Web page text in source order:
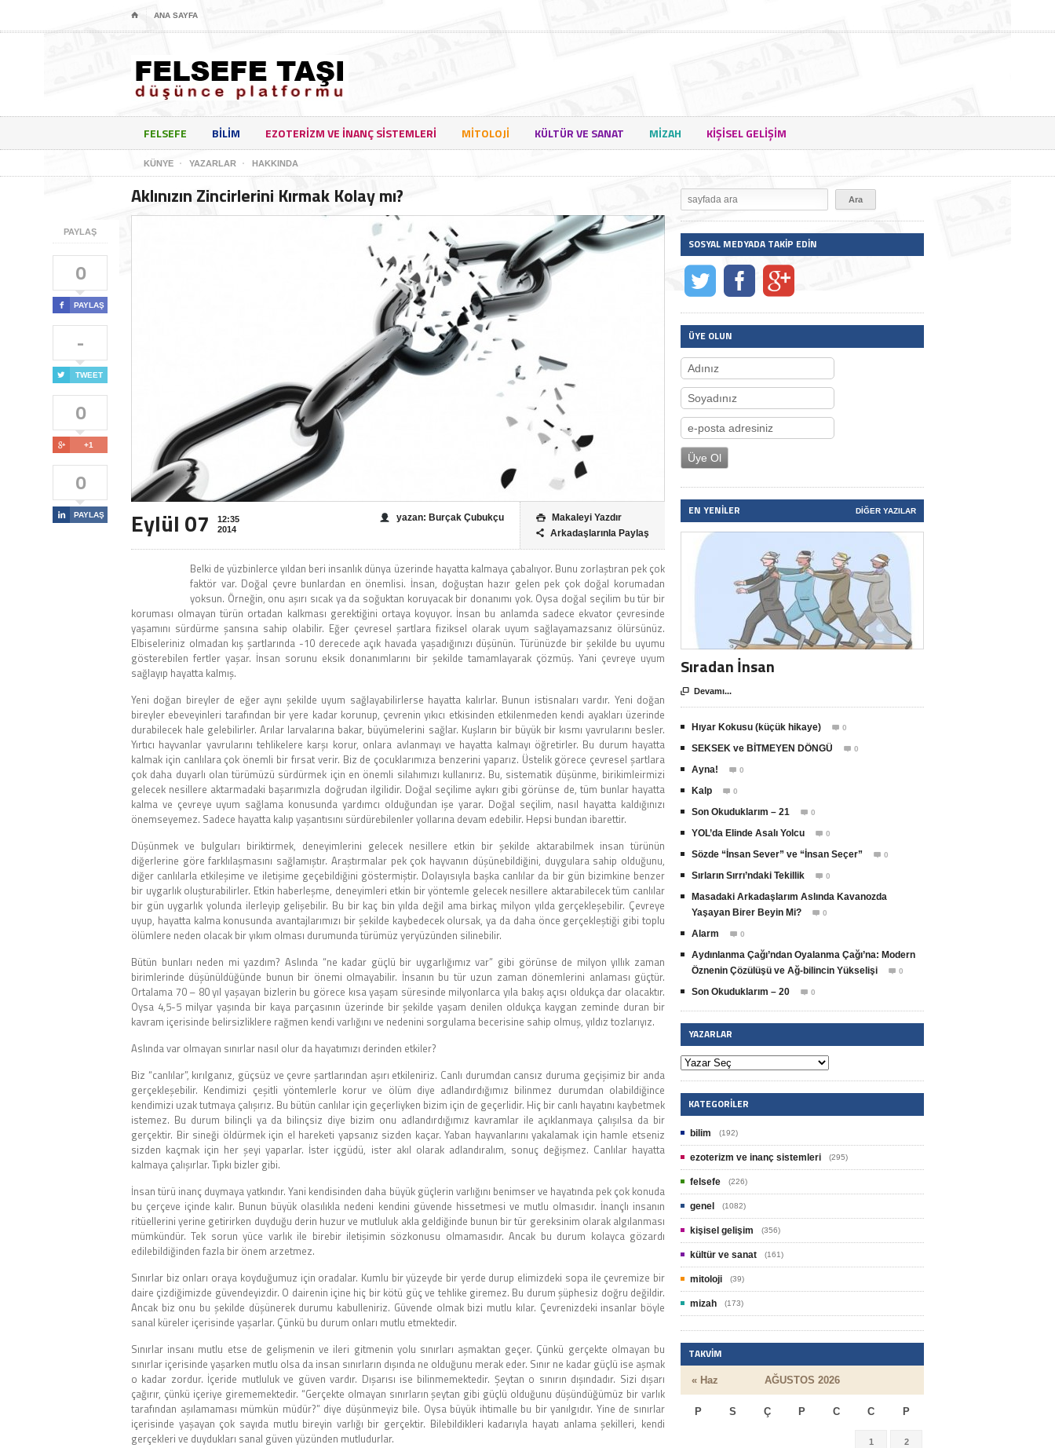
⌂ ANA SAYFA
FELSEFE BILIM EZOTERIZM VE INANÇ SISTEMLERI MITOLOJI KÜLTÜR VE SANAT MIZAH KIŞISEL GELIŞIM
KÜNYE YAZARLAR HAKKINDA
PAYLAŞ
0
 PAYLAŞ
-
 TWEET
0
 +1
0
 PAYLAŞ
Aklınızın Zincirlerini Kırmak Kolay mı?
Eylül 07
12:35
2014
 Makaleyi Yazdır
 Arkadaşlarınla Paylaş
yazan: Burçak Çubukçu
Belki de yüzbinlerce yıldan beri insanlık dünya üzerinde hayatta kalmaya çabalıyor. Bunu zorlaştıran pek çok
faktör var. Doğal çevre bunlardan en önemlisi. İnsan, doğuştan hazır gelen pek çok doğal korumadan
yoksun. Örneğin, onu aşırı sıcak ya da soğuktan koruyacak bir donanımı yok. Oysa doğal seçilim bu tür bir
koruması olmayan türün ortadan kalkması gerektiğini ortaya koyuyor. İnsan bu anlamda sadece ekvator çevresinde
yaşamını sürdürme şansına sahip olabilir. Eğer çevresel şartlara fiziksel olarak uyum sağlayamazsanız ölürsünüz.
Elbiseleriniz olmadan kış şartlarında -10 derecede açık havada yaşadığınızı düşünün. Türünüzde bir şekilde bu uyumu
gösterebilen fertler yaşar. İnsan sorunu eksik donanımlarını bir şekilde tamamlayarak çözmüş. Yani çevreye uyum
sağlayıp hayatta kalmış.
Yeni doğan bireyler de eğer aynı şekilde uyum sağlayabilirlerse hayatta kalırlar. Bunun istisnaları vardır. Yeni doğan
bireyler ebeveyinleri tarafından bir yere kadar korunup, çevrenin yıkıcı etkisinden etkilenmeden kendi ayakları üzerinde
durabilecek hale gelebilirler. Arılar larvalarına bakar, büyümelerini sağlar. Kuşların bir büyük bir kısmı yavrularını besler.
Yırtıcı hayvanlar yavrularını tehlikelere karşı korur, onlara avlanmayı ve hayatta kalmayı öğretirler. Bu durum hayatta
kalmak için canlılara çok önemli bir fırsat verir. Biz de çocuklarımıza benzerini yaparız. Üstelik görece çevresel şartlara
çok daha duyarlı olan türümüzü sürdürmek için en önemli silahımızı kullanırız. Bu, sistematik düşünme, birikimleirmizi
gelecek nesillere aktarmadaki başarımızla doğrudan ilgilidir. Doğal seçilime aykırı gibi görünse de, tüm bunlar hayatta
kalma ve çevreye uyum sağlama konusunda yardımcı olduğundan işe yarar. Doğal seçilim, nasıl hayatta kaldığınızı
önemseyemez. Sadece hayatta kalıp yaşantısını sürdürebilenler yollarına devam edebilir. Hepsi bundan ibarettir.
Düşünmek ve bulguları biriktirmek, deneyimlerini gelecek nesillere etkin bir şekilde aktarabilmek insan türünün
diğerlerine göre farklılaşmasını sağlamıştır. Araştırmalar pek çok hayvanın düşünebildiğini, duygulara sahip olduğunu,
diğer canlılarla etkileşime ve iletişime geçebildiğini göstermiştir. Dolayısıyla başka canlılar da bir gün bizimkine benzer
bir uygarlık oluşturabilirler. Etkin haberleşme, deneyimleri etkin bir yöntemle gelecek nesillere aktarabilecek tüm canlılar
bir gün uygarlık yolunda ilerleyip gelişebilir. Bu bir kaç bin yılda değil ama birkaç milyon yılda gerçekleşebilir. Çevreye
uyup, hayatta kalma konusunda avantajlarımızı bir şekilde kaybedecek olursak, ya da daha önce gerçekleştiği gibi toplu
ölümlere neden olacak bir yıkım olması durumunda türümüz yeryüzünden silinebilir.
Bütün bunları neden mi yazdım? Aslında “ne kadar güçlü bir uygarlığımız var” gibi görünse de milyon yıllık zaman
birimlerinde düşünüldüğünde bunun bir önemi olmayabilir. İnsanın bu tür uzun zaman dönemlerini anlaması güçtür.
Ortalama 70 – 80 yıl yaşayan bizlerin bu görece kısa yaşam süresinde milyonlarca yıla bakış açısı oldukça dar olacaktır.
Oysa 4,5-5 milyar yaşında bir kaya parçasının üzerinde bir şekilde yaşam denilen oldukça kaygan zeminde duran bir
kavram içerisinde belirsizliklere rağmen kendi varlığını ve nedenini sorgulama becerisine sahip olmuş, yıldız tozlarıyız.
Aslında var olmayan sınırlar nasıl olur da hayatımızı derinden etkiler?
Biz “canlılar”, kırılganız, güçsüz ve çevre şartlarından aşırı etkileniriz. Canlı durumdan cansız duruma geçişimiz bir anda
gerçekleşebilir. Kendimizi çeşitli yöntemlerle korur ve ölüm diye adlandırdığımız bilinmez durumdan olabildiğince
kendimizi uzak tutmaya çalışırız. Bu bütün canlılar için geçerliyken bizim için de geçerlidir. Hiç bir canlı hayatını kaybetmek
istemez. Bu durum bilinçli ya da bilinçsiz diye bizim onu adlandırdığımız kavramlar ile açıklanmaya çalışılsa da bir
gerçektir. Bir sineği öldürmek için el hareketi yapsanız sizden kaçar. Yaban hayvanlarını yakalamak için hamle etseniz
sizden kaçmak için her şeyi yaparlar. İster içgüdü, ister akıl olarak adlandıralım, sonuç değişmez. Canlılar hayatta
kalmaya çalışırlar. Tıpkı bizler gibi.
İnsan türü inanç duymaya yatkındır. Yani kendisinden daha büyük güçlerin varlığını benimser ve hayatında pek çok konuda
bu çerçeve içinde kalır. Bunun büyük olasılıkla nedeni kendini güvende hissetmesi ve mutlu olmasıdır. İnançlı insanın
ritüellerini yerine getirirken duyduğu derin huzur ve mutluluk akla geldiğinde bunun bir tür gereksinim olarak algılanması
mümkündür. Tek sorun yüce varlık ile birebir iletişimin sözkonusu olmamasıdır. Ancak bu durum kolayca gözardı
edilebildiğinden fazla bir önem arzetmez.
Sınırlar biz onları oraya koyduğumuz için oradalar. Kumlu bir yüzeyde bir yerde durup elimizdeki sopa ile çevremize bir
daire çizdiğimizde güvendeyizdir. O dairenin içine hiç bir kötü güç ve tehlike giremez. Bu durum şüphesiz doğru değildir.
Ancak biz onu bu şekilde düşünerek durumu kabulleniriz. Güvende olmak bizi mutlu kılar. Çevrenizdeki insanlar böyle
sanal küreler içerisinde yaşarlar. Çünkü bu durum onları mutlu etmektedir.
Sınırlar insanı mutlu etse de gelişmenin ve ileri gitmenin yolu sınırları aşmaktan geçer. Çünkü gerçekte olmayan bu
sınırlar içerisinde yaşarken mutlu olsa da insan sınırların dışında ne olduğunu merak eder. Sınır ne kadar güçlü ise aşmak
o kadar zordur. İçeride mutluluk ve güven vardır. Dışarısı ise bilinmemektedir. Şeytan o sınırın dışındadır. Sizi dışarı
çağırır, çünkü içeriye girememektedir. “Gerçekte olmayan sınırların şeytan gibi güçlü olduğunu düşündüğümüz bir varlık
tarafından aşılamaması mümkün müdür?” diye düşünmeyiz bile. Oysa büyük ihtimalle bu bir yanılgıdır. Yine de sınırlar
içerisinde yaşayan çok sayıda mutlu bireyin varlığı bir gerçektir. Bilebildikleri kadarıyla hayatı anlama şekilleri, kendi
gerçekleri ve duydukları sanal güven yüzünden mutludurlar.
SOSYAL MEDYADA TAKIP EDIN
ÜYE OLUN
EN YENILER DIĞER YAZILAR
Sıradan İnsan
 Devamı...
Hıyar Kokusu (küçük hikaye)  0
SEKSEK ve BİTMEYEN DÖNGÜ  0
Ayna!  0
Kalp  0
Son Okuduklarım – 21  0
YOL’da Elinde Asalı Yolcu  0
Sözde “İnsan Sever” ve “İnsan Seçer”  0
Sırların Sırrı’ndaki Tekillik  0
Masadaki Arkadaşlarım Aslında Kavanozda
Yaşayan Birer Beyin Mi?
 0
Alarm  0
Aydınlanma Çağı’ndan Oyalanma Çağı’na: Modern
Öznenin Çözülüşü ve Ağ-bilincin Yükselişi
 0
Son Okuduklarım – 20  0
YAZARLAR
KATEGORILER
bilim (192)
ezoterizm ve inanç sistemleri (295)
felsefe (226)
genel (1082)
kişisel gelişim (356)
kültür ve sanat (161)
mitoloji (39)
mizah (173)
TAKVIM
AĞUSTOS 2026
P S Ç P C C P
« Haz
1 2